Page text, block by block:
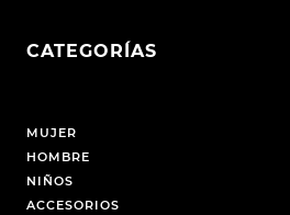
CATEGORÍAS
MUJER
HOMBRE
NIÑOS
ACCESORIOS